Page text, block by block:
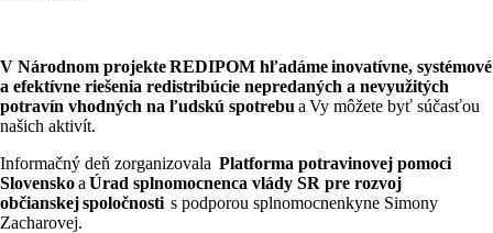
V Národnom projekteREDIPOM hľadámeinovatívne, systémové
a efektívne riešenia redistribúcie nepredaných a nevyužitých
potravín vhodných na ľudskú spotrebu a Vy môžete byť súčasťou
našich aktivít.
Informačný deň zorganizovala Platforma potravinovej pomoci
Slovenskoa Úrad splnomocnenca vlády SR pre rozvoj
občianskejspoločnosti s podporou splnomocnenkyne Simony
Zacharovej.